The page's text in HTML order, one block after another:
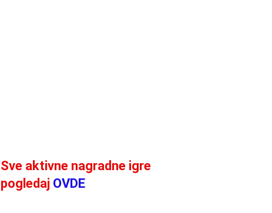
Sve aktivne nagradne igre
pogledaj OVDE